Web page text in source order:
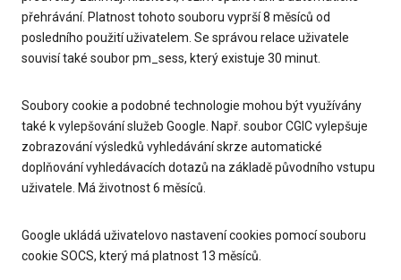
přehrávání. Platnost tohoto souboru vyprší 8 měsíců od
posledního použití uživatelem. Se správou relace uživatele
souvisí také soubor pm_sess, který existuje 30 minut.
Soubory cookie a podobné technologie mohou být využívány
také k vylepšování služeb Google. Např. soubor CGIC vylepšuje
zobrazování výsledků vyhledávání skrze automatické
doplňování vyhledávacích dotazů na základě původního vstupu
uživatele. Má životnost 6 měsíců.
Google ukládá uživatelovo nastavení cookies pomocí souboru
cookie SOCS, který má platnost 13 měsíců.